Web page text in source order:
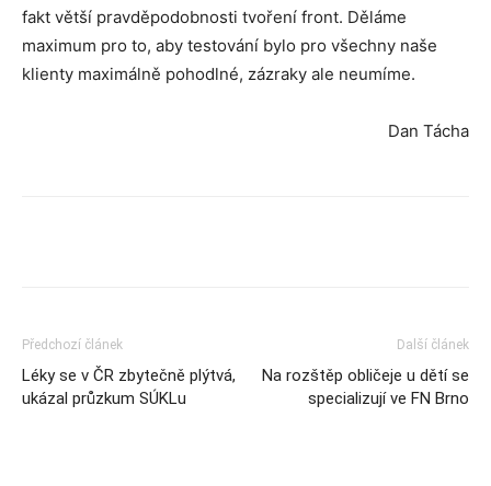
fakt větší pravděpodobnosti tvoření front. Děláme
maximum pro to, aby testování bylo pro všechny naše
klienty maximálně pohodlné, zázraky ale neumíme.
Dan Tácha
Předchozí článek
Léky se v ČR zbytečně plýtvá,
ukázal průzkum SÚKLu
Další článek
Na rozštěp obličeje u dětí se
specializují ve FN Brno